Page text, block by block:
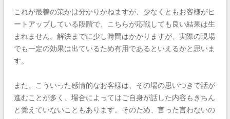
これが最善の策かは分かりかねますが、少なくともお客様がヒ
ートアップしている段階で、こちらが応戦しても良い結果は生
まれません。解決までに少し時間はかかりますが、実際の現場
でも一定の効果は出ているため有用であるといえるかと思いま
す。
また、こういった感情的なお客様は、その場の思いつきで話が
進むことが多く、場合によってはご自身が話した内容もきちん
と覚えていないこともあります。そのため、言った言わないの